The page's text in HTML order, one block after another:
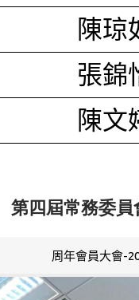
陳琼
張錦
陳文
第四屆常務委
周年會員大會-